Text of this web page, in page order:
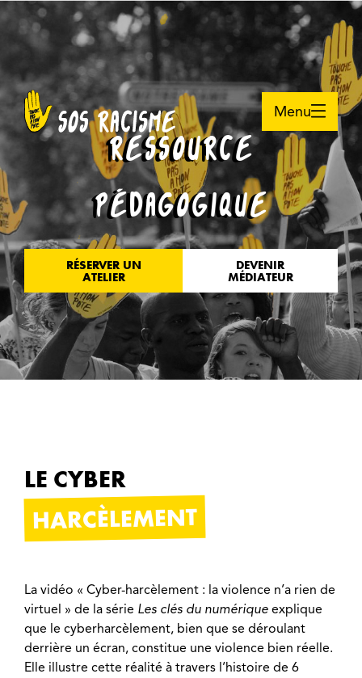
Menu
RESSOURCE
PÉDAGOGIQUE
RÉSERVER UN
ATELIER
DEVENIR
MÉDIATEUR
LE CYBER
HARCÈLEMENT
La vidéo « Cyber-harcèlement : la violence n’a rien de
virtuel » de la série Les clés du numérique explique
que le cyberharcèlement, bien que se déroulant
derrière un écran, constitue une violence bien réelle.
Elle illustre cette réalité à travers l’histoire de 6